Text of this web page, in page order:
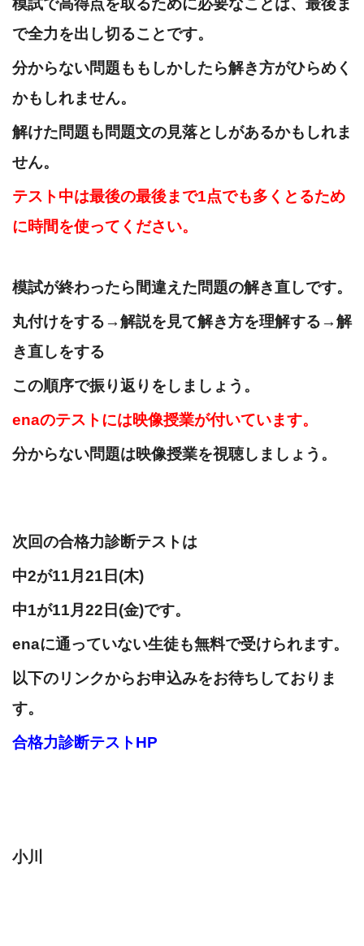
模試で高得点を取るために必要なことは、最後ま
で全力を出し切ることです。
分からない問題ももしかしたら解き方がひらめく
かもしれません。
解けた問題も問題文の見落としがあるかもしれま
せん。
テスト中は最後の最後まで1点でも多くとるため
に時間を使ってください。
模試が終わったら間違えた問題の解き直しです。
丸付けをする→解説を見て解き方を理解する→解
き直しをする
この順序で振り返りをしましょう。
enaのテストには映像授業が付いています。
分からない問題は映像授業を視聴しましょう。
次回の合格力診断テストは
中2が11月21日(木)
中1が11月22日(金)です。
enaに通っていない生徒も無料で受けられます。
以下のリンクからお申込みをお待ちしておりま
す。
合格力診断テストHP
小川